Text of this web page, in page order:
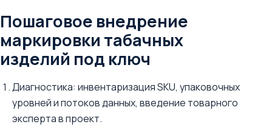
Пошаговое внедрение
маркировки табачных
изделий под ключ
Диагностика: инвентаризация SKU, упаковочных
уровней и потоков данных, введение товарного
эксперта в проект.